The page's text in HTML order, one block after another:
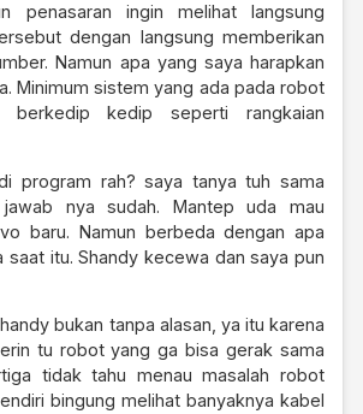
penasaran ingin melihat langsung
dengan langsung memberikan
Namun apa yang saya harapkan
Minimum sistem yang ada pada robot
berkedip kedip seperti rangkaian
program rah? saya tanya tuh sama
jawab nya sudah. Mantep uda mau
baru. Namun berbeda dengan apa
saat itu. Shandy kecewa dan saya pun
bukan tanpa alasan, ya itu karena
tu robot yang ga bisa gerak sama
tidak tahu menau masalah robot
bingung melihat banyaknya kabel